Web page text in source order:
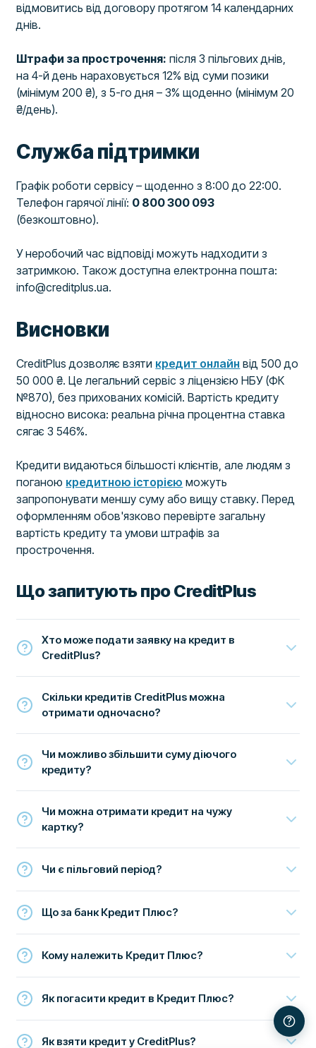
відмовитись від договору протягом 14 календарних
днів.
Штрафи за прострочення: після 3 пільгових днів,
на 4-й день нараховується 12% від суми позики
(мінімум 200 ₴), з 5-го дня – 3% щоденно (мінімум 20
₴/день).
Служба підтримки
Графік роботи сервісу – щоденно з 8:00 до 22:00.
Телефон гарячої лінії: 0 800 300 093
(безкоштовно).
У неробочий час відповіді можуть надходити з
затримкою. Також доступна електронна пошта:
info@creditplus.ua.
Висновки
CreditPlus дозволяє взяти кредит онлайн від 500 до
50 000 ₴. Це легальний сервіс з ліцензією НБУ (ФК
№870), без прихованих комісій. Вартість кредиту
відносно висока: реальна річна процентна ставка
сягає 3 546%.
Кредити видаються більшості клієнтів, але людям з
поганою кредитною історією можуть
запропонувати меншу суму або вищу ставку. Перед
оформленням обов'язково перевірте загальну
вартість кредиту та умови штрафів за
прострочення.
Що запитують про CreditPlus
Хто може подати заявку на кредит в
CreditPlus?
Скільки кредитів CreditPlus можна
отримати одночасно?
Чи можливо збільшити суму діючого
кредиту?
Чи можна отримати кредит на чужу
картку?
Чи є пільговий період?
Що за банк Кредит Плюс?
Кому належить Кредит Плюс?
Як погасити кредит в Кредит Плюс?
Як взяти кредит у CreditPlus?